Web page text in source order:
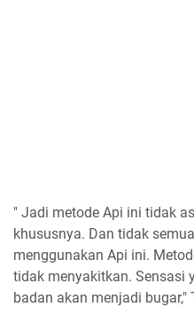
" Jadi metode Api ini tidak
khususnya. Dan tidak
menggunakan Api ini.
tidak menyakitkan. Sensasi
badan akan menjadi bugar,"